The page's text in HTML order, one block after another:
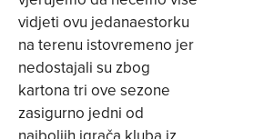
vidjeti ovu jedanaestorku
na terenu istovremeno jer
nedostajali su zbog
kartona tri ove sezone
zasigurno jedni od